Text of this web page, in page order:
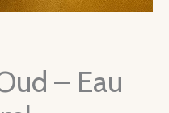
– Eau